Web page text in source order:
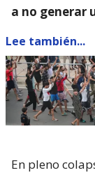
a no generar
Lee también...
En pleno